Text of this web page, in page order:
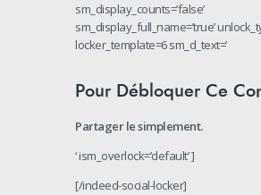
sm_display_counts=’false’
sm_display_full_name=’true’
locker_template=6 sm_d_text=’
Pour Débloquer Ce
Partager le simplement.
‘ ism_overlock=’default’ ]
[/indeed-social-locker]